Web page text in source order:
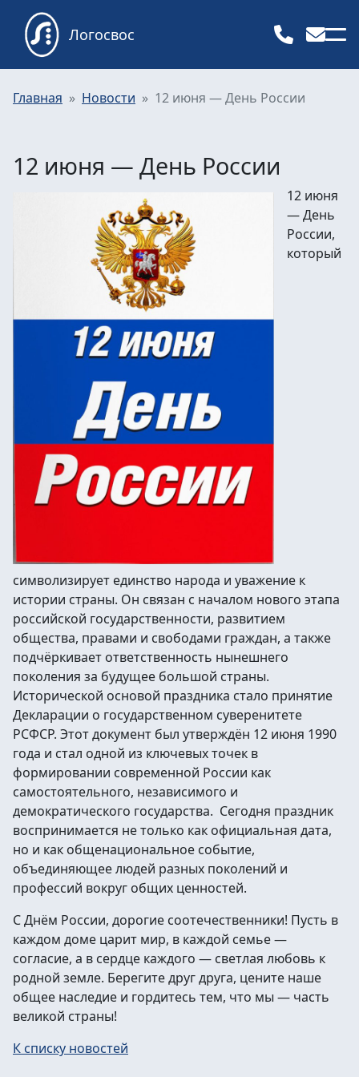
Логосвос
Главная Новости 12 июня — День России
12 июня — День России
12 июня
— День
России,
который
символизирует единство народа и уважение к
истории страны. Он связан с началом нового этапа
российской государственности, развитием
общества, правами и свободами граждан, а также
подчёркивает ответственность нынешнего
поколения за будущее большой страны.
Исторической основой праздника стало принятие
Декларации о государственном суверенитете
РСФСР. Этот документ был утверждён 12 июня 1990
года и стал одной из ключевых точек в
формировании современной России как
самостоятельного, независимого и
демократического государства. Сегодня праздник
воспринимается не только как официальная дата,
но и как общенациональное событие,
объединяющее людей разных поколений и
профессий вокруг общих ценностей.
С Днём России, дорогие соотечественники! Пусть в
каждом доме царит мир, в каждой семье —
согласие, а в сердце каждого — светлая любовь к
родной земле. Берегите друг друга, цените наше
общее наследие и гордитесь тем, что мы — часть
великой страны!
К списку новостей